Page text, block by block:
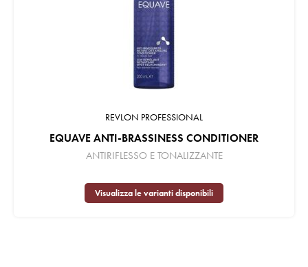
REVLON PROFESSIONAL
EQUAVE ANTI-BRASSINESS CONDITIONER
ANTIRIFLESSO E TONALIZZANTE
Visualizza le varianti disponibili